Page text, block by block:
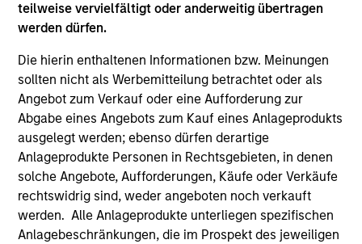
teilweise vervielfältigt oder anderweitig übertragen
werden dürfen.
Die hierin enthaltenen Informationen bzw. Meinungen
sollten nicht als Werbemitteilung betrachtet oder als
Angebot zum Verkauf oder eine Aufforderung zur
Abgabe eines Angebots zum Kauf eines Anlageprodukts
ausgelegt werden; ebenso dürfen derartige
Anlageprodukte Personen in Rechtsgebieten, in denen
solche Angebote, Aufforderungen, Käufe oder Verkäufe
rechtswidrig sind, weder angeboten noch verkauft
werden. Alle Anlageprodukte unterliegen spezifischen
Anlagebeschränkungen, die im Prospekt des jeweiligen
Wir konzentrieren uns auf Segmente der Kredit-Märkte, in
und der Zugang zu den beispiellosen Ressourcen von
Morgan Stanley uns einen nachhaltigen
Wettbewerbsvorteil verschaffen. Wir verwalten
Anlagestrategien, die nordamerikanischen und
westeuropäischen mittelständischen Unternehmen
vorrangige und nachrangige Schuldtitel-Lösungen und in
geringerem Umfang Vorzugsaktien und Minderheits-
Aktieninvestitionen bieten.